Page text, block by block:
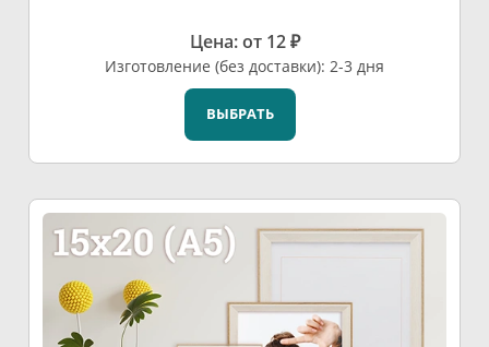
Цена: от 12 ₽
Изготовление (без доставки): 2-3 дня
ВЫБРАТЬ